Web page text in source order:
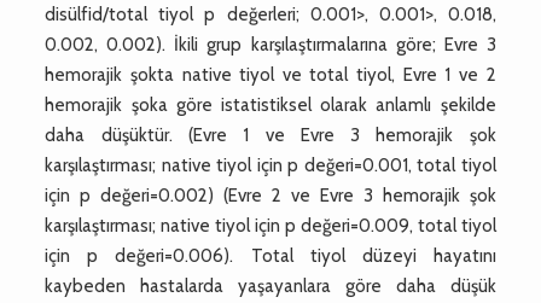
disülfid/total tiyol p değerleri; 0.001>, 0.001>, 0.018,
0.002, 0.002). İkili grup karşılaştırmalarına göre; Evre 3
hemorajik şokta native tiyol ve total tiyol, Evre 1 ve 2
hemorajik şoka göre istatistiksel olarak anlamlı şekilde
daha düşüktür. (Evre 1 ve Evre 3 hemorajik şok
karşılaştırması; native tiyol için p değeri=0.001, total tiyol
için p değeri=0.002) (Evre 2 ve Evre 3 hemorajik şok
karşılaştırması; native tiyol için p değeri=0.009, total tiyol
için p değeri=0.006). Total tiyol düzeyi hayatını
kaybeden hastalarda yaşayanlara göre daha düşük